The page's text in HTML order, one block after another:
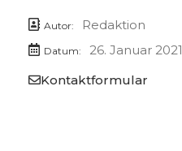
Autor: Redaktion
Datum:
26. Januar 2021
Kontaktformular